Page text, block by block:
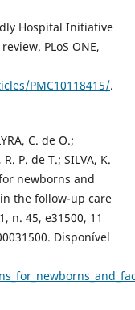
Hospital Initiative
PLoS ONE,
PMC10118415/.
C. de O.;
R. P. de T.; SILVA, K.
newborns and
the follow-up care
n. 45, e31500, 11
Disponível